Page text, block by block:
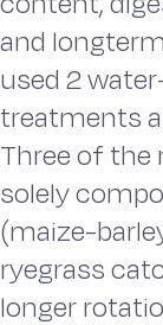
and
used 2
treatments
Three of the
solely
(maize-
ryegrass
longer